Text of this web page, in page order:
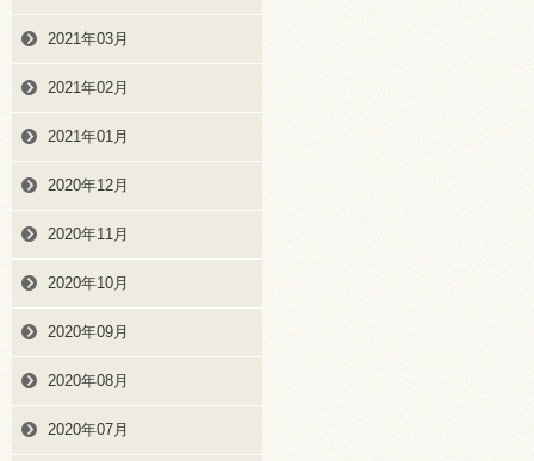
2021年03月
2021年02月
2021年01月
2020年12月
2020年11月
2020年10月
2020年09月
2020年08月
2020年07月